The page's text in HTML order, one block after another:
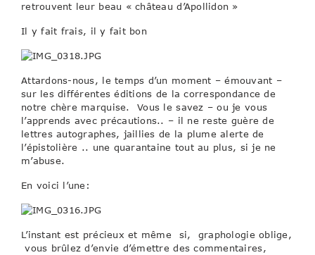
retrouvent leur beau « château d’Apollidon »
Il y fait frais, il y fait bon
Attardons-nous, le temps d’un moment – émouvant –
sur les différentes éditions de la correspondance de
notre chère marquise. Vous le savez – ou je vous
l’apprends avec précautions.. – il ne reste guère de
lettres autographes, jaillies de la plume alerte de
l’épistolière .. une quarantaine tout au plus, si je ne
m’abuse.
En voici l’une:
L’instant est précieux et même si, graphologie oblige,
vous brûlez d’envie d’émettre des commentaires,